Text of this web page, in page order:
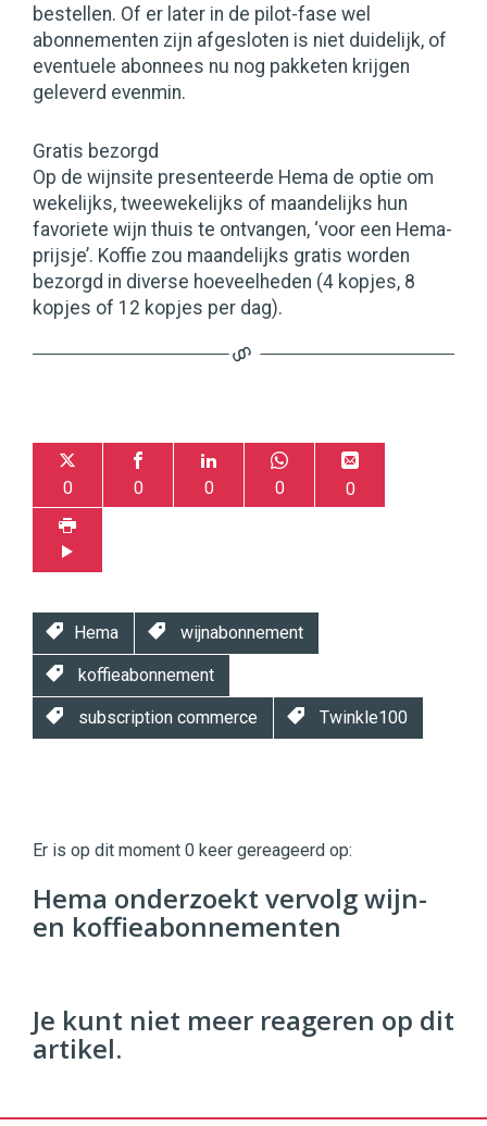
bestellen. Of er later in de pilot-fase wel
abonnementen zijn afgesloten is niet duidelijk, of
eventuele abonnees nu nog pakketen krijgen
geleverd evenmin.
Gratis bezorgd
Op de wijnsite presenteerde Hema de optie om
wekelijks, tweewekelijks of maandelijks hun
favoriete wijn thuis te ontvangen, ‘voor een Hema-
prijsje’. Koffie zou maandelijks gratis worden
bezorgd in diverse hoeveelheden (4 kopjes, 8
kopjes of 12 kopjes per dag).
0 0 0 0 0
Hema wijnabonnement
koffieabonnement
subscription commerce Twinkle100
|
Digital
Commerce
https://twinklemagazine.nl
9654
Er is op dit moment 0 keer gereageerd op:
Hema onderzoekt vervolg wijn-
en koffieabonnementen
Je kunt niet meer reageren op dit
artikel.